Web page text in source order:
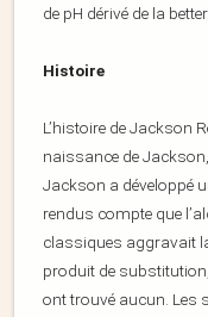
de pH dérivé de la
Histoire
L’histoire de Jackson
naissance de
Jackson a développé
rendus compte que
classiques aggravait
produit de
ont trouvé aucun. Les